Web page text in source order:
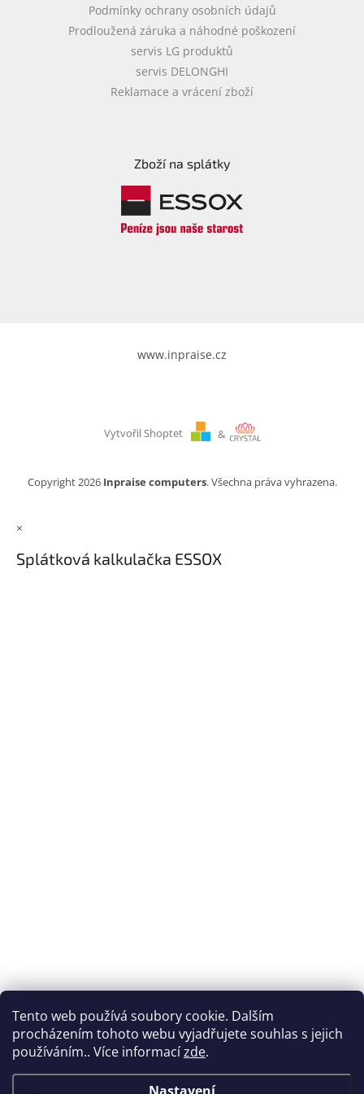
Tento web používá soubory cookie. Dalším
procházením tohoto webu vyjadřujete souhlas s jejich
používáním.. Více informacízde.
Podmínky ochrany osobních údajů
Prodloužená záruka a náhodné poškození
servis LG produktů
servis DELONGHI
Reklamace a vrácení zboží
Zboží na splátky
www.inpraise.cz
Vytvořil Shoptet &
Copyright 2026 Inpraise computers. Všechna práva vyhrazena.
×
Splátková kalkulačka ESSOX